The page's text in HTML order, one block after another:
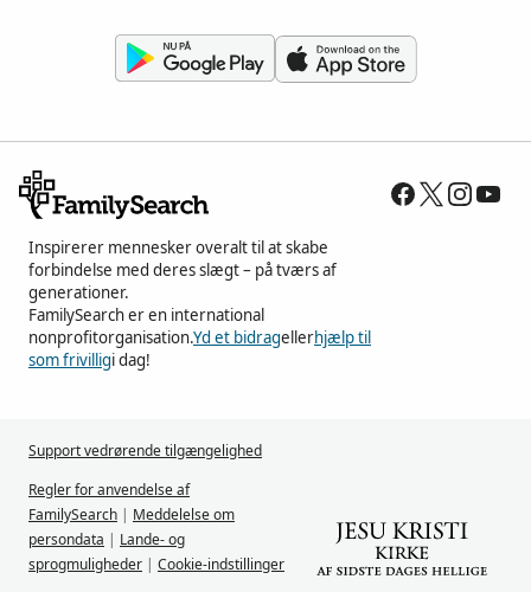
Inspirerer mennesker overalt til at skabe
forbindelse med deres slægt – på tværs af
generationer.
FamilySearch er en international
nonprofitorganisation.Yd et bidragellerhjælp til
som frivilligi dag!
Support vedrørende tilgængelighed
Regler for anvendelse af
FamilySearch | Meddelelse om
persondata | Lande- og
sprogmuligheder | Cookie-indstillinger